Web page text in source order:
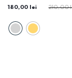
180,00 lei 210,00